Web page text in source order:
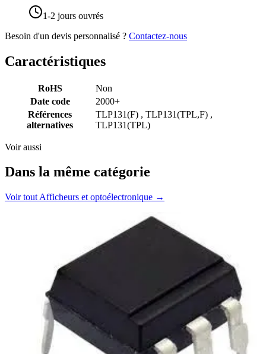
1-2 jours ouvrés
Besoin d'un devis personnalisé ? Contactez-nous
Caractéristiques
RoHS
Non
Date code
2000+
Références
alternatives
TLP131(F) , TLP131(TPL,F) ,
TLP131(TPL)
Voir aussi
Dans la même catégorie
Voir tout Afficheurs et optoélectronique →